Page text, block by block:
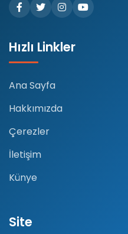
Hızlı Linkler
Ana Sayfa
Hakkımızda
Çerezler
İletişim
Künye
Site